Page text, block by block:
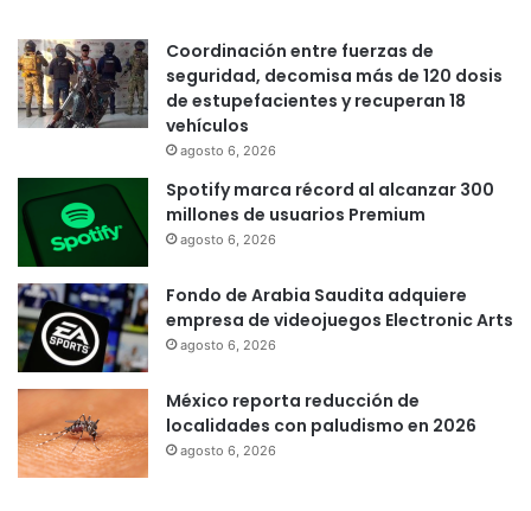
Coordinación entre fuerzas de
seguridad, decomisa más de 120 dosis
de estupefacientes y recuperan 18
vehículos
agosto 6, 2026
Spotify marca récord al alcanzar 300
millones de usuarios Premium
agosto 6, 2026
Fondo de Arabia Saudita adquiere
empresa de videojuegos Electronic Arts
agosto 6, 2026
México reporta reducción de
localidades con paludismo en 2026
agosto 6, 2026